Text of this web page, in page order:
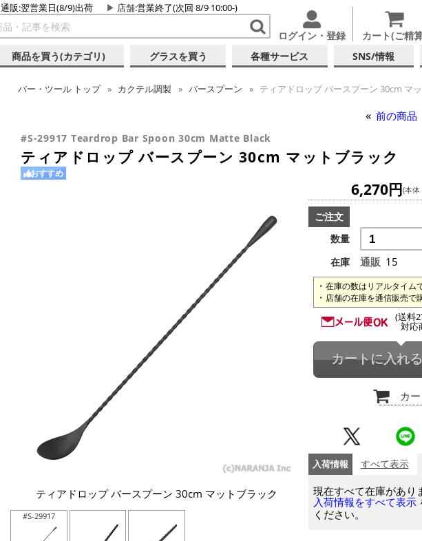
通販:翌営業日(8/9)出荷 店舗:営業終了(次回 8/9 10:00-)
ログイン・登録 カート(ご精
商品を買う(カテゴリ) グラスを買う 各種サービス SNS/情報
バー・ツール トップ カクテル調製 バースプーン ティアドロップ バースプーン 30cm マ
前の商品
#S-29917 Teardrop Bar Spoon 30cm Matte Black
ティアドロップ バースプーン 30cm マットブラック
おすすめ
ティアドロップ バースプーン 30cm マットブラック
#S-29917
6,270円(本体
ご注文
数量
在庫
通販 15
在庫の数はリアルタイム
店舗の在庫を通信販売で
(送料
対応
カートに入れる
カ
入荷情報 すべて表示
現在すべて在庫があり
入荷情報をすべて表示
ください。